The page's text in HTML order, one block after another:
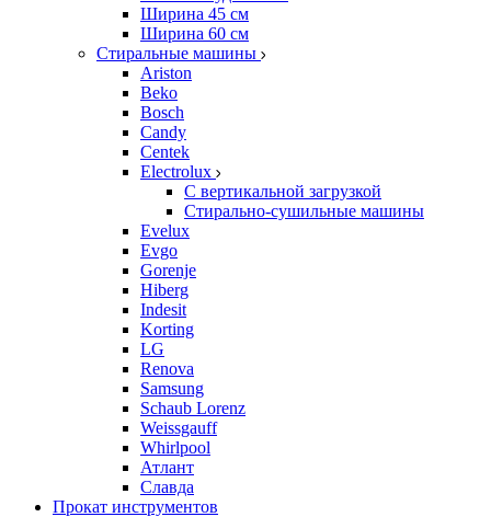
Ширина 45 см
Ширина 60 см
Стиральные машины
Ariston
Beko
Bosch
Candy
Centek
Electrolux
С вертикальной загрузкой
Стирально-сушильные машины
Evelux
Evgo
Gorenje
Hiberg
Indesit
Korting
LG
Renova
Samsung
Schaub Lorenz
Weissgauff
Whirlpool
Атлант
Славда
Прокат инструментов